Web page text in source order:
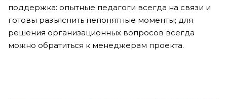
поддержка: опытные педагоги всегда на связи и
готовы разъяснить непонятные моменты; для
решения организационных вопросов всегда
можно обратиться к менеджерам проекта.